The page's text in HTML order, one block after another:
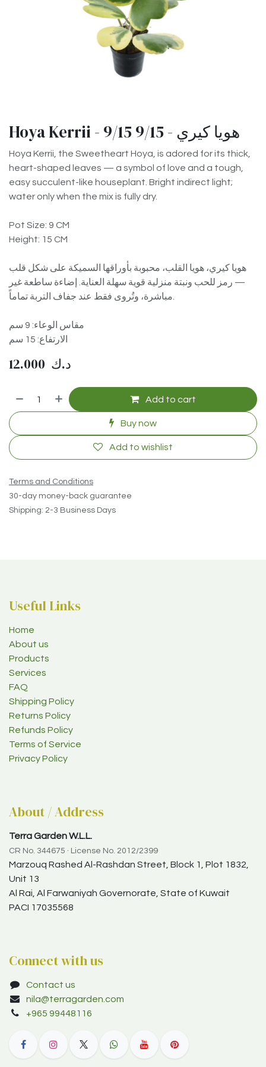
Hoya Kerrii - 9/15 هويا كيري - 9/15
Hoya Kerrii, the Sweetheart Hoya, is adored for its thick,
heart-shaped leaves — a symbol of love and a tough,
easy succulent-like houseplant. Bright indirect light;
water only when the mix is fully dry.
Pot Size: 9 CM
Height: 15 CM
هويا كيري، هويا القلب، محبوبة بأوراقها السميكة على شكل قلب
— رمز للحب ونبتة منزلية قوية سهلة العناية. إضاءة ساطعة غير
مباشرة، وتُروى فقط عند جفاف التربة تماماً.
مقاس الوعاء: 9 سم
الارتفاع: 15 سم
12.000 د.ك
Add to cart
Buy now
Add to wishlist
Terms and Conditions
30-day money-back guarantee
Shipping: 2-3 Business Days
Useful Links
Home
About us
Products
Services
FAQ
Shipping Policy
Returns Policy
Refunds Policy
Terms of Service
Privacy Policy
About / Address
Terra Garden W.L.L.
CR No. 344675 · License No. 2012/2399
Marzouq Rashed Al-Rashdan Street, Block 1, Plot 1832,
Unit 13
Al Rai, Al Farwaniyah Governorate, State of Kuwait
PACI 17035568
Connect with us
Contact us
nila@terragarden.com
+965 99448116